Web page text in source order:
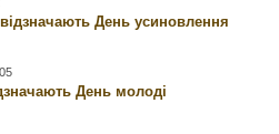
відзначають День усиновлення
День молоді